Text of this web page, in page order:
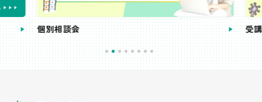
個別相談会 受講